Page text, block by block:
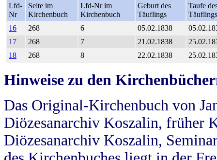
Lfd-
Nr
Seite im
Kirchenbuch
Lfd-Nr im
Kirchenbuch
Geburt des
Täuflings
Taufe
Täuflings
16
268 6 05.02.1838
17
268 7 21.02.1838
18
268 8 22.02.1838
Hinweise zu den
Das Original-Kirchenbuch von
Diözesanarchiv Koszalin, früher
Diözesanarchiv Koszalin,